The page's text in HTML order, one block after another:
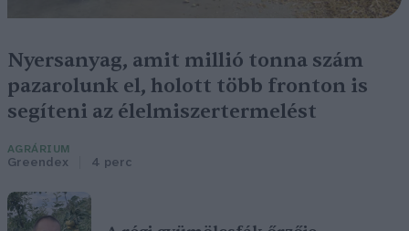
Nyersanyag, amit millió tonna szám
pazarolunk el, holott több fronton is
segíteni az élelmiszertermelést
AGRÁRIUM
Greendex 4 perc